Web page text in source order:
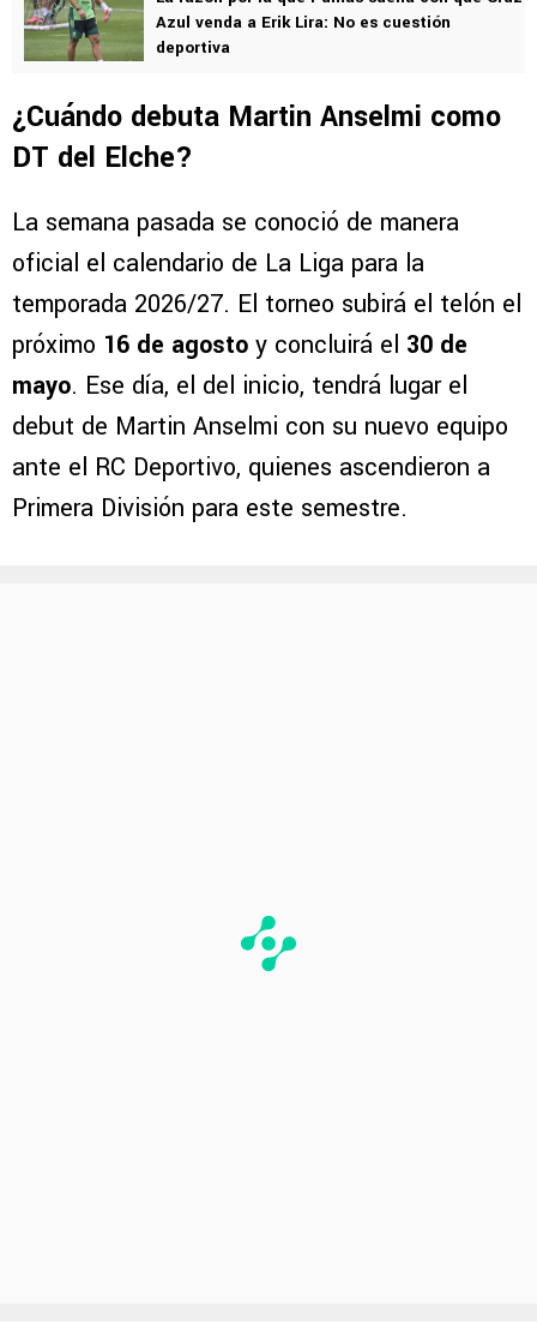
Azul venda a Erik Lira: No es cuestión
deportiva
¿Cuándo debuta Martin Anselmi como
DT del Elche?
La semana pasada se conoció de manera
oficial el calendario de La Liga para la
temporada 2026/27. El torneo subirá el telón el
próximo 16 de agosto y concluirá el 30 de
mayo. Ese día, el del inicio, tendrá lugar el
debut de Martin Anselmi con su nuevo equipo
ante el RC Deportivo, quienes ascendieron a
Primera División para este semestre.